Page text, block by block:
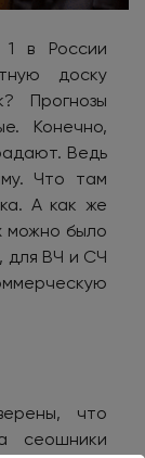
в России
доску
Прогнозы
Конечно,
Ведь
Что там
А как же
можно было
для ВЧ и СЧ
что
сеошники